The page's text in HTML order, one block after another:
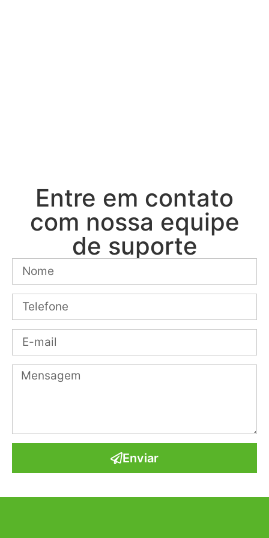
Entre em contato
com nossa equipe
de suporte
Enviar